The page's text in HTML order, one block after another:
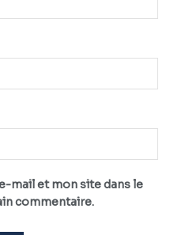
mail et mon site dans le
commentaire.